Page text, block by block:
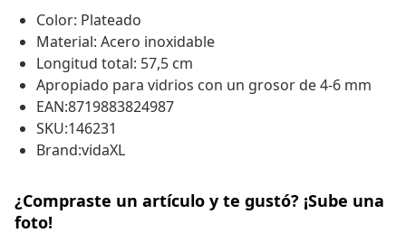
Color: Plateado
Material: Acero inoxidable
Longitud total: 57,5 cm
Apropiado para vidrios con un grosor de 4-6 mm
EAN:8719883824987
SKU:146231
Brand:vidaXL
¿Compraste un artículo y te gustó? ¡Sube una
foto!